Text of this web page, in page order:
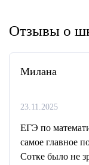
Отзывы о
Милана
23.11.2025
ЕГЭ по
самое главное
Сотке было не